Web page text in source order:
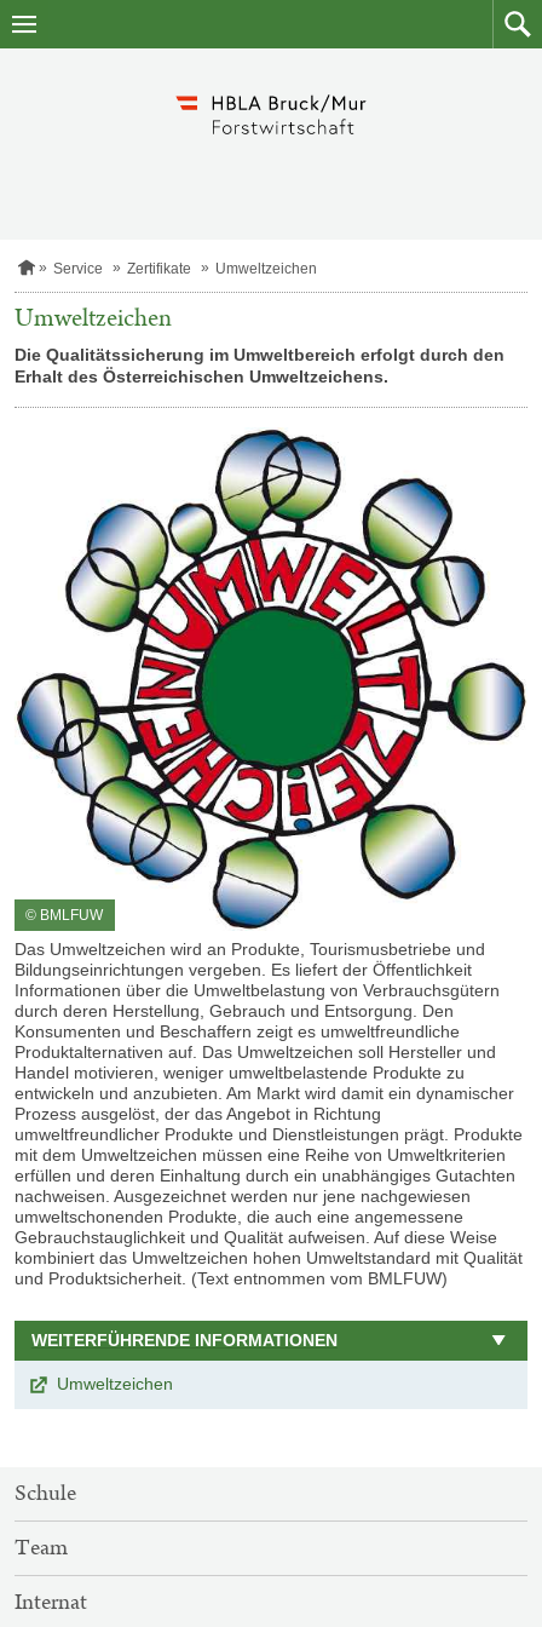
Zum
Zum
S
a
r
s
e
Service Zertifikate Umweltzeichen
Umweltzeichen
Die Qualitätssicherung im Umweltbereich erfolgt durch den
Erhalt des Österreichischen Umweltzeichens.
© BMLFUW
Das Umweltzeichen wird an Produkte, Tourismusbetriebe und
Bildungseinrichtungen vergeben. Es liefert der Öffentlichkeit
Informationen über die Umweltbelastung von Verbrauchsgütern
durch deren Herstellung, Gebrauch und Entsorgung. Den
Konsumenten und Beschaffern zeigt es umweltfreundliche
Produktalternativen auf. Das Umweltzeichen soll Hersteller und
Handel motivieren, weniger umweltbelastende Produkte zu
entwickeln und anzubieten. Am Markt wird damit ein dynamischer
Prozess ausgelöst, der das Angebot in Richtung
umweltfreundlicher Produkte und Dienstleistungen prägt. Produkte
mit dem Umweltzeichen müssen eine Reihe von Umweltkriterien
erfüllen und deren Einhaltung durch ein unabhängiges Gutachten
nachweisen. Ausgezeichnet werden nur jene nachgewiesen
umweltschonenden Produkte, die auch eine angemessene
Gebrauchstauglichkeit und Qualität aufweisen. Auf diese Weise
kombiniert das Umweltzeichen hohen Umweltstandard mit Qualität
und Produktsicherheit. (Text entnommen vom BMLFUW)
WEITERFÜHRENDE INFORMATIONEN
Umweltzeichen
SITEMAP-
NAVIGATION
Schule
Team
Internat